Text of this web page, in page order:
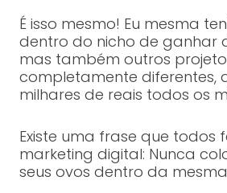
É isso mesmo! Eu mesma
dentro do nicho de ganhar
mas também outros
completamente diferentes,
milhares de reais todos os
Existe uma frase que
marketing digital: Nunca
seus ovos dentro da